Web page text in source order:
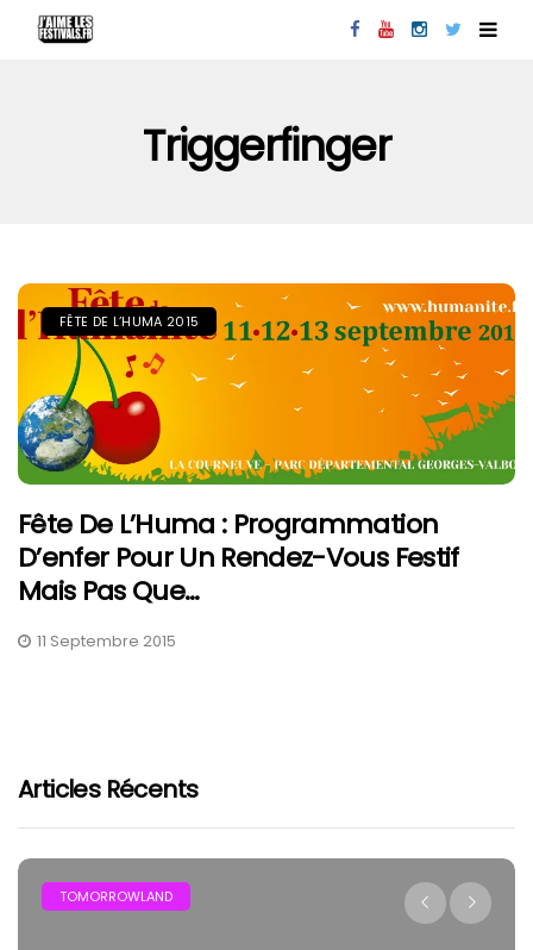
Triggerfinger
FÊTE DE L’HUMA 2015
Fête De L’Huma : Programmation
D’enfer Pour Un Rendez-Vous Festif
Mais Pas Que…
11 Septembre 2015
Articles Récents
TOMORROWLAND